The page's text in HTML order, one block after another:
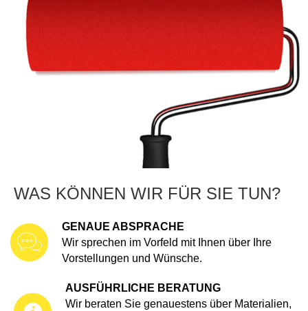
WAS KÖNNEN WIR FÜR SIE TUN?
GENAUE ABSPRACHE
Wir sprechen im Vorfeld mit Ihnen über Ihre
Vorstellungen und Wünsche.
AUSFÜHRLICHE BERATUNG
Wir beraten Sie genauestens über Materialien,